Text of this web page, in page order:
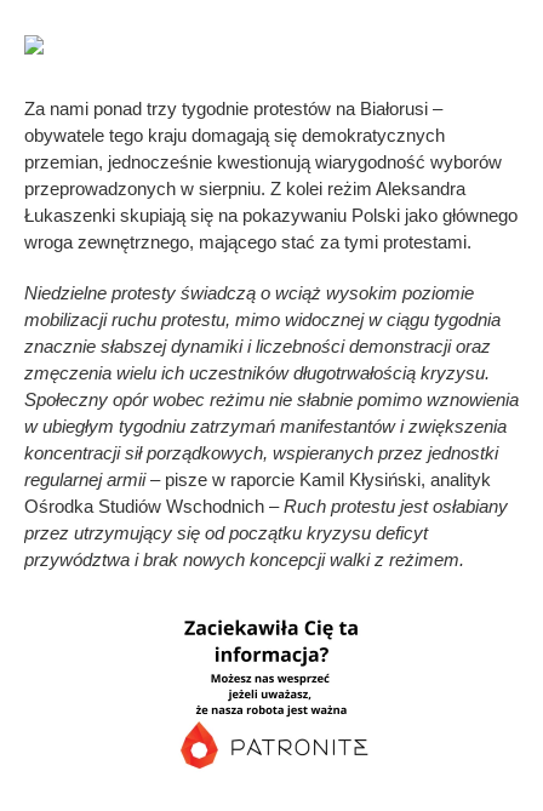
Za nami ponad trzy tygodnie protestów na Białorusi –
obywatele tego kraju domagają się demokratycznych
przemian, jednocześnie kwestionują wiarygodność wyborów
przeprowadzonych w sierpniu. Z kolei reżim Aleksandra
Łukaszenki skupiają się na pokazywaniu Polski jako głównego
wroga zewnętrznego, mającego stać za tymi protestami.
Niedzielne protesty świadczą o wciąż wysokim poziomie
mobilizacji ruchu protestu, mimo widocznej w ciągu tygodnia
znacznie słabszej dynamiki i liczebności demonstracji oraz
zmęczenia wielu ich uczestników długotrwałością kryzysu.
Społeczny opór wobec reżimu nie słabnie pomimo wznowienia
w ubiegłym tygodniu zatrzymań manifestantów i zwiększenia
koncentracji sił porządkowych, wspieranych przez jednostki
regularnej armii– pisze w raporcie Kamil Kłysiński, analityk
Ośrodka Studiów Wschodnich –Ruch protestu jest osłabiany
przez utrzymujący się od początku kryzysu deficyt
przywództwa i brak nowych koncepcji walki z reżimem.